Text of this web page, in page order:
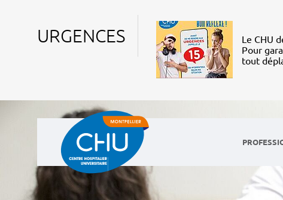
URGENCES
Le CHU
Pour
tout